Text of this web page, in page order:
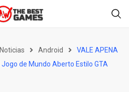
Noticias Android
VALE APENA
Jogo de Mundo Aberto Estilo GTA